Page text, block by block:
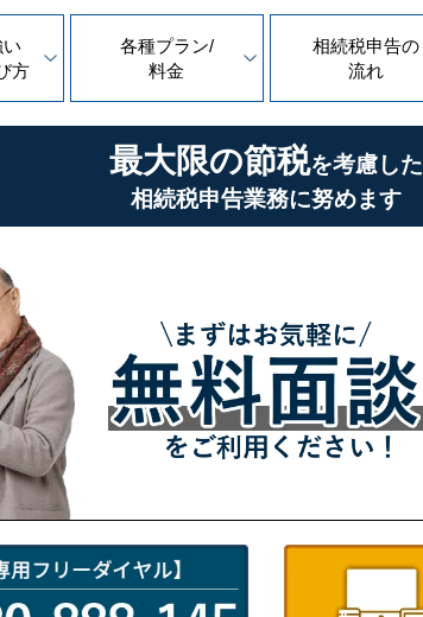
方
各種プラン/
料金
相続税申告の
流れ
最大限の節税を考慮した
相続税申告業務に努めます